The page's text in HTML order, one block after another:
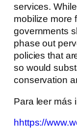
services.
mobilize more
governments
phase out
policies that
so would
conservation
Para leer más
hhttps://